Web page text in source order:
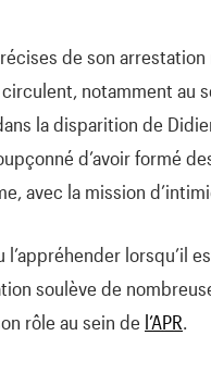
de son
notamment au
la disparition de
d’avoir formé
avec la mission
l’appréhender lorsqu’il
soulève de
rôle au sein de l’APR.